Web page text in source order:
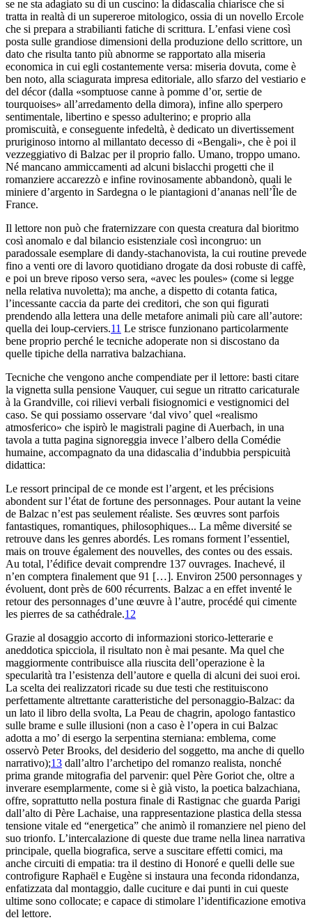
se ne sta adagiato su di un cuscino: la didascalia chiarisce che si
tratta in realtà di un supereroe mitologico, ossia di un novello Ercole
che si prepara a strabilianti fatiche di scrittura. L’enfasi viene così
posta sulle grandiose dimensioni della produzione dello scrittore, un
dato che risulta tanto più abnorme se rapportato alla miseria
economica in cui egli costantemente versa: miseria dovuta, come è
ben noto, alla sciagurata impresa editoriale, allo sfarzo del vestiario e
del décor(dalla «somptuose canne à pomme d’or, sertie de
tourquoises» all’arredamento della dimora), infine allo sperpero
sentimentale, libertino e spesso adulterino; e proprio alla
promiscuità, e conseguente infedeltà, è dedicato un divertissement
pruriginoso intorno al millantato decesso di «Bengali», che è poi il
vezzeggiativo di Balzac peril proprio fallo. Umano, troppo umano.
Né mancano ammiccamenti ad alcuni bislacchi progetti che il
romanziere accarezzò e infine rovinosamente abbandonò, quali le
miniere d’argento in Sardegna o le piantagioni d’ananas nell’Île de
France.
Il lettore non può che fraternizzare con questa creatura dal bioritmo
così anomalo e dal bilancio esistenziale così incongruo: un
paradossale esemplare di dandy-stachanovista, la cui routine prevede
fino a venti ore di lavoro quotidiano drogate da dosi robuste di caffè,
e poi un breve riposo verso sera, «avec les poules» (come si legge
nella relativa nuvoletta); ma anche, a dispetto di cotanta fatica,
l’incessante caccia da parte dei creditori, che son qui figurati
prendendo alla lettera una delle metafore animali più care all’autore:
quella dei loup-cerviers.11 Le strisce funzionano particolarmente
bene proprio perché le tecniche adoperate non si discostano da
quelle tipiche della narrativa balzachiana.
Tecniche che vengono anche compendiate per il lettore: basti citare
la vignetta sulla pensione Vauquer, cui segue un ritratto caricaturale
à la Grandville, coi rilievi verbali fisiognomici e vestignomici del
caso. Se qui possiamo osservare ‘dal vivo’ quel «realismo
atmosferico» che ispirò le magistrali pagine di Auerbach, in una
tavola a tutta pagina signoreggia invece l’albero della Comédie
humaine, accompagnato da una didascalia d’indubbia perspicuità
didattica:
Le ressort principal de ce monde est l’argent, et les précisions
abondent surl’état de fortune des personnages. Pour autant la veine
de Balzac n’est pas seulement réaliste. Ses œuvres sont parfois
fantastiques, romantiques, philosophiques... La même diversité se
retrouve dans les genres abordés. Les romans forment l’essentiel,
mais on trouve également des nouvelles, des contes ou des essais.
Au total, l’édifice devait comprendre 137 ouvrages. Inachevé, il
n’en comptera finalement que 91 […]. Environ 2500 personnages y
évoluent, dont près de 600 récurrents. Balzac a en effet inventé le
retour des personnages d’une œuvre à l’autre, procédé qui cimente
les pierres de sa cathédrale.12
Grazie al dosaggio accorto di informazioni storico-letterarie e
aneddotica spicciola, il risultato non è mai pesante. Ma quel che
maggiormente contribuisce alla riuscita dell’operazione è la
specularità tra l’esistenza dell’autore e quella di alcuni dei suoi eroi.
La scelta dei realizzatori ricade su due testi che restituiscono
perfettamente altrettante caratteristiche del personaggio-Balzac: da
un lato il libro della svolta, La Peau de chagrin, apologo fantastico
sulle brame e sulle illusioni (non a caso è l’opera in cui Balzac
adotta a mo’ di esergo la serpentina sterniana: emblema, come
osservò Peter Brooks, del desiderio del soggetto, ma anche di quello
narrativo);13 dall’altro l’archetipo del romanzo realista, nonché
prima grande mitografia del parvenir: quel Père Goriot che, oltre a
inverare esemplarmente, come si è già visto, la poetica balzachiana,
offre, soprattutto nella postura finale di Rastignac che guarda Parigi
dall’alto di Père Lachaise, una rappresentazione plastica della stessa
tensione vitale ed “energetica” che animò il romanziere nel pieno del
suo trionfo. L’intercalazione di queste due trame nella linea narrativa
principale, quella biografica, serve a suscitare effetti comici, ma
anche circuiti di empatia: tra il destino di Honoré e quelli delle sue
controfigure Raphaël e Eugène si instaura una feconda ridondanza,
enfatizzata dal montaggio, dalle cuciture e dai punti in cui queste
ultime sono collocate; e capace di stimolare l’identificazione emotiva
del lettore.